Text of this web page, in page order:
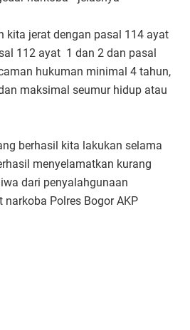
kita jerat dengan pasal 114 ayat
112 ayat 1 dan 2 dan pasal
hukuman minimal 4 tahun,
maksimal seumur hidup atau
berhasil kita lakukan selama
menyelamatkan kurang
dari penyalahgunaan
narkoba Polres Bogor AKP